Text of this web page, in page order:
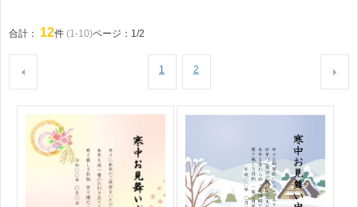
合計： 12件 (1-10)ページ：1/2
1 2